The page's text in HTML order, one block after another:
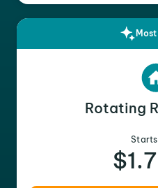
Rotating